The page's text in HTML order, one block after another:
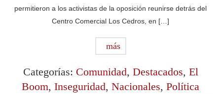
permitieron a los activistas de la oposición reunirse detrás del
Centro Comercial Los Cedros, en […]
más
Categorías: Comunidad, Destacados, El
Boom, Inseguridad, Nacionales, Política